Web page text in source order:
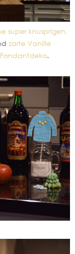
super knusprigen,
zarte Vanille
.